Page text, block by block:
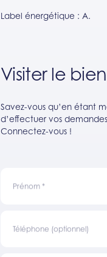
Label énergétique : A.
Visiter le bien
Savez-vous qu’en étant
d’effectuer vos
Connectez-vous !
Prénom *
Téléphone (optionnel)